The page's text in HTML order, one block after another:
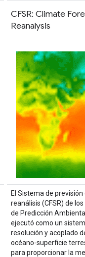
CFSR: Climate
Reanalysis
El Sistema de
reanálisis (CFSR) de
de Predicción
ejecutó como un
resolución y acoplado
océano-superficie
para proporcionar la